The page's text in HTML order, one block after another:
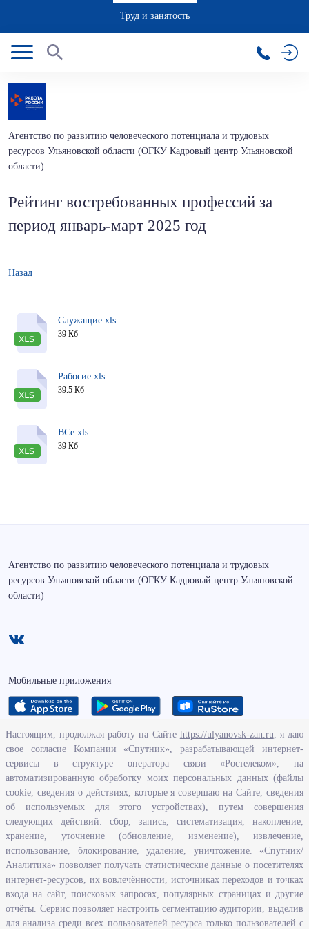
Труд и занятость
Агентство по развитию человеческого потенциала и трудовых
ресурсов Ульяновской области (ОГКУ Кадровый центр Ульяновской
области)
Рейтинг востребованных профессий за
период январь-март 2025 год
Назад
Служащие.xls
39 Кб
Рабосие.xls
39.5 Кб
ВСе.xls
39 Кб
Агентство по развитию человеческого потенциала и трудовых
ресурсов Ульяновской области (ОГКУ Кадровый центр Ульяновской
области)
Мобильные приложения
Исполнение бюджетных средств
Человеческий потенциал
Информационная безопасность
Перечень нормативно - правовых актов, определяющих полномочия,
задачи и функции Агентства по развитию человеческого потенциала
и трудовых ресурсов Ульяновской области
Развитие правовой грамотности и правосознания граждан в
Ульяновской области
Настоящим, продолжая работу на Сайте https://ulyanovsk-zan.ru, я даю
свое согласие Компании «Спутник», разрабатывающей интернет-
сервисы в структуре оператора связи «Ростелеком», на
автоматизированную обработку моих персональных данных (файлы
cookie, сведения о действиях, которые я совершаю на Сайте, сведения
об используемых для этого устройствах), путем совершения
следующих действий: сбор, запись, систематизация, накопление,
хранение, уточнение (обновление, изменение), извлечение,
использование, блокирование, удаление, уничтожение. «Спутник/
Аналитика» позволяет получать статистические данные о посетителях
интернет-ресурсов, их вовлечённости, источниках переходов и точках
входа на сайт, поисковых запросах, популярных страницах и другие
отчёты. Сервис позволяет настроить сегментацию аудитории, выделив
для анализа среди всех пользователей ресурса только пользователей с